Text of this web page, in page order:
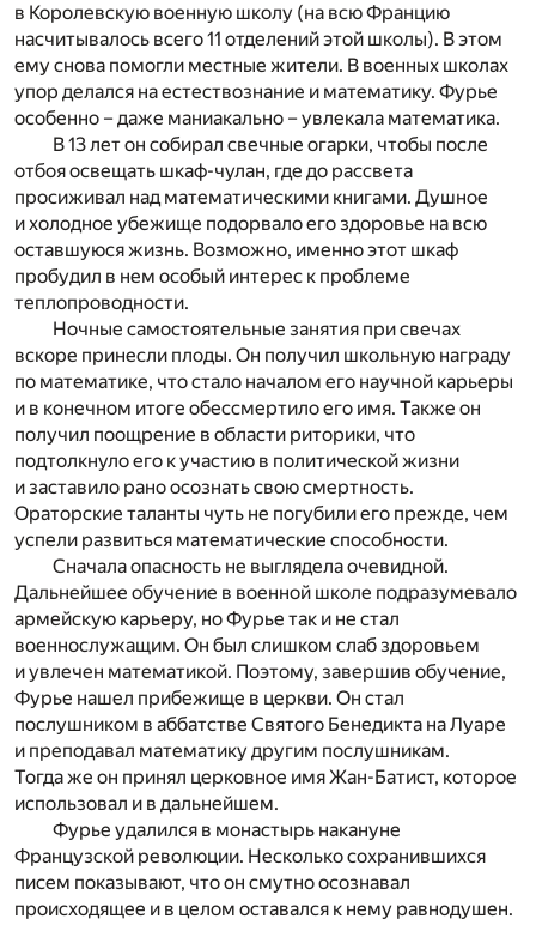
в Королевскую военную школу (на всю Францию
насчитывалось всего 11 отделений этой школы). В этом
ему снова помогли местные жители. В военных школах
упор делался на естествознание и математику. Фурье
особенно – даже маниакально – увлекала математика.
В 13 лет он собирал свечные огарки, чтобы после
отбоя освещать шкаф-чулан, где до рассвета
просиживал над математическими книгами. Душное
и холодное убежище подорвало его здоровье на всю
оставшуюся жизнь. Возможно, именно этот шкаф
пробудил в нем особый интерес к проблеме
теплопроводности.
Ночные самостоятельные занятия при свечах
вскоре принесли плоды. Он получил школьную награду
по математике, что стало началом его научной карьеры
и в конечном итоге обессмертило его имя. Также он
получил поощрение в области риторики, что
подтолкнуло его к участию в политической жизни
и заставило рано осознать свою смертность.
Ораторские таланты чуть не погубили его прежде, чем
успели развиться математические способности.
Сначала опасность не выглядела очевидной.
Дальнейшее обучение в военной школе подразумевало
армейскую карьеру, но Фурье так и не стал
военнослужащим. Он был слишком слаб здоровьем
и увлечен математикой. Поэтому, завершив обучение,
Фурье нашел прибежище в церкви. Он стал
послушником в аббатстве Святого Бенедикта на Луаре
и преподавал математику другим послушникам.
Тогда же он принял церковное имя Жан-Батист, которое
использовал и в дальнейшем.
Фурье удалился в монастырь накануне
Французской революции. Несколько сохранившихся
писем показывают, что он смутно осознавал
происходящее и в целом оставался к нему равнодушен.